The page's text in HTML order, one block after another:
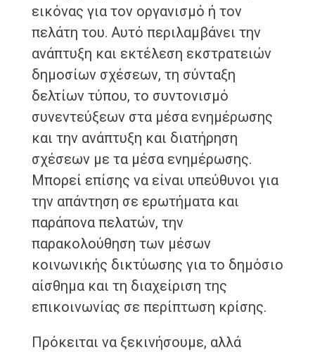
εικόνας για τον οργανισμό ή τον
πελάτη του. Αυτό περιλαμβάνει την
ανάπτυξη και εκτέλεση εκστρατειών
δημοσίων σχέσεων, τη σύνταξη
δελτίων τύπου, το συντονισμό
συνεντεύξεων στα μέσα ενημέρωσης
και την ανάπτυξη και διατήρηση
σχέσεων με τα μέσα ενημέρωσης.
Μπορεί επίσης να είναι υπεύθυνοι για
την απάντηση σε ερωτήματα και
παράπονα πελατών, την
παρακολούθηση των μέσων
κοινωνικής δικτύωσης για το δημόσιο
αίσθημα και τη διαχείριση της
επικοινωνίας σε περίπτωση κρίσης.
Πρόκειται να ξεκινήσουμε, αλλά